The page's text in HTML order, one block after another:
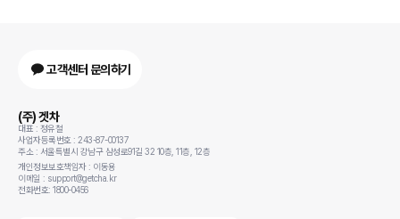
고객센터 문의하기
(주) 겟차
대표 : 정유철
사업자등록번호 : 243-87-00137
주소 : 서울특별시 강남구 삼성로91길 32 10층, 11층, 12층
개인정보보호책임자 : 이동용
이메일 : support@getcha.kr
전화번호: 1800-0456